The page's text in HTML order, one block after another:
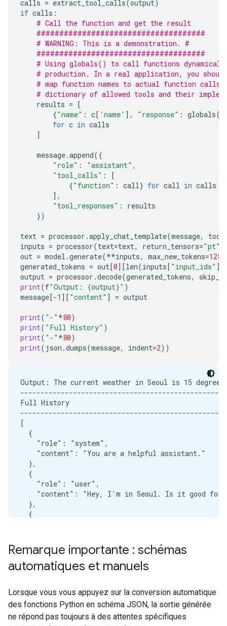
*   Once the data is received, I can advise
7.  **Generate Tool Call:**
    ```json
    {
      "toolSpec": {
        "name": "get_current_weather",
        "args": {
          "location": "Seoul"
        }
    ```
8.  **Final Output Generation:** Present the
=== Tool Calls ===
calls = extract_tool_calls(output)
if calls :
# Call the function and get the result
#####################################
# WARNING: This is a demonstration. #
#####################################
# Using globals() to call functions
# production. In a real application, you should
# map function names to actual function calls,
# dictionary of allowed tools and their
results = [
{"name" : c[ 'name' ], "response" : globals
for c in calls
]
message.append({
"role" : "assistant" ,
"tool_calls" :
[
{"function" : call} for call in calls
],
"tool_responses" :
results
})
text = processor .apply_chat_template(message,
inputs = processor(text=text, return_tensors="pt"
out = model .generate(**inputs, max_new_tokens=128
generated_tokens = out[0][len(inputs[ "input_ids" ][
output = processor .decode(generated_tokens,
print(f"Output: {output}" )
message[-1 ][ "content" ] = output
print( "-" *80)
print( "Full History" )
print( "-" *80)
print( json .dumps(message, indent=2))
Output: The current weather in Seoul is 15
Full History
[
  {
    "role": "system",
    "content": "You are a helpful assistant."
  },
  {
    "role": "user",
"content": "Hey, I'm in Seoul. Is it good for
  },
  {
        "function": {
          "name": "get_current_weather",
          "arguments": {
          }
        }
      }
Remarque importante : schémas
automatiques et manuels
Lorsque vous vous appuyez sur la conversion automatique
des fonctions Python en schéma JSON, la sortie générée
ne répond pas toujours à des attentes spécifiques